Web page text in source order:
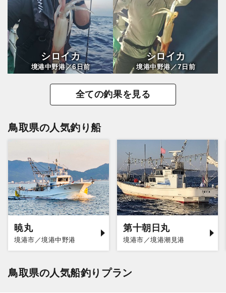
シロイカ
境港中野港／6日前
シロイカ
境港中野港／7日前
全ての釣果を見る
鳥取県の人気釣り船
暁丸
境港市／境港中野港
第十朝日丸
境港市／境港潮見港
鳥取県の人気船釣りプラン